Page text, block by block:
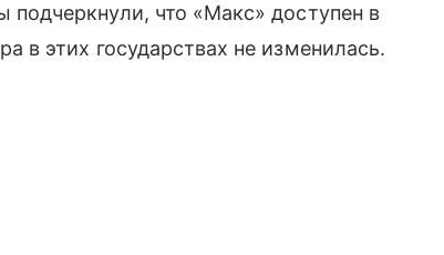
подчеркнули, что «Макс» доступен в
в этих государствах не изменилась.